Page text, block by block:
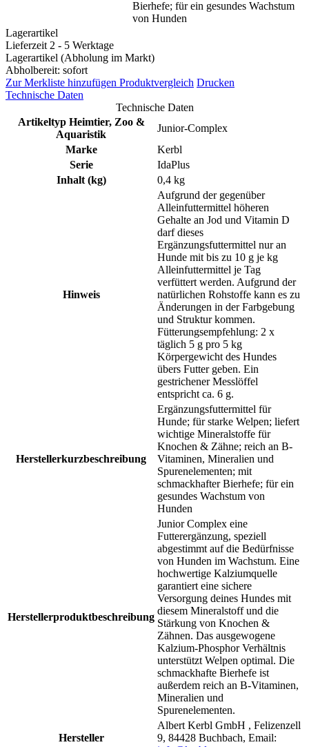
Bierhefe; für ein gesundes Wachstum
von Hunden
Lagerartikel
Lieferzeit 2 - 5 Werktage
Lagerartikel (Abholung im Markt)
Abholbereit: sofort
Zur Merkliste hinzufügen Produktvergleich Drucken
Technische Daten
Technische Daten
Artikeltyp Heimtier, Zoo &
Aquaristik
Junior-Complex
Marke
Kerbl
Serie
IdaPlus
Inhalt (kg)
0,4 kg
Hinweis
Aufgrund der gegenüber
Alleinfuttermittel höheren
Gehalte an Jod und Vitamin D
darf dieses
Ergänzungsfuttermittel nur an
Hunde mit bis zu 10 g je kg
Alleinfuttermittel je Tag
verfüttert werden. Aufgrund der
natürlichen Rohstoffe kann es zu
Änderungen in der Farbgebung
und Struktur kommen.
Fütterungsempfehlung: 2 x
täglich 5 g pro 5 kg
Körpergewicht des Hundes
übers Futter geben. Ein
gestrichener Messlöffel
entspricht ca. 6 g.
Herstellerkurzbeschreibung
Ergänzungsfuttermittel für
Hunde; für starke Welpen; liefert
wichtige Mineralstoffe für
Knochen & Zähne; reich an B-
Vitaminen, Mineralien und
Spurenelementen; mit
schmackhafter Bierhefe; für ein
gesundes Wachstum von
Hunden
Herstellerproduktbeschreibung
Junior Complex eine
Futterergänzung, speziell
abgestimmt auf die Bedürfnisse
von Hunden im Wachstum. Eine
hochwertige Kalziumquelle
garantiert eine sichere
Versorgung deines Hundes mit
diesem Mineralstoff und die
Stärkung von Knochen &
Zähnen. Das ausgewogene
Kalzium-Phosphor Verhältnis
unterstützt Welpen optimal. Die
schmackhafte Bierhefe ist
außerdem reich an B-Vitaminen,
Mineralien und
Spurenelementen.
Hersteller
Albert Kerbl GmbH , Felizenzell
9, 84428 Buchbach, Email: